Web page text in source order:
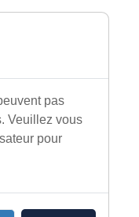
pas
Veuillez vous
pour